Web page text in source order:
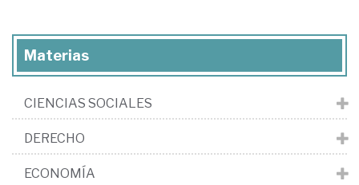
Materias
CIENCIAS SOCIALES
DERECHO
ECONOMÍA